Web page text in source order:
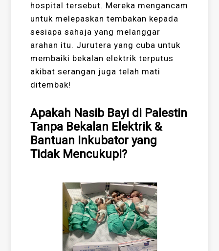
hospital tersebut. Mereka mengancam
untuk melepaskan tembakan kepada
sesiapa sahaja yang melanggar
arahan itu. Jurutera yang cuba untuk
membaiki bekalan elektrik terputus
akibat serangan juga telah mati
ditembak!
Apakah Nasib Bayi di Palestin
Tanpa Bekalan Elektrik &
Bantuan Inkubator yang
Tidak Mencukupi?